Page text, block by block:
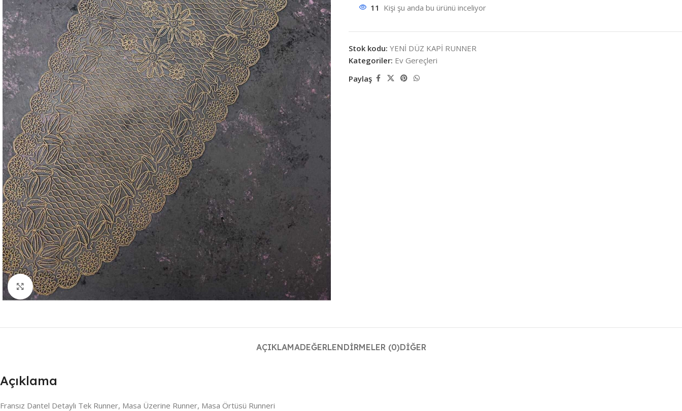
Resmi Büyüt
11 Kişi şu anda bu ürünü inceliyor
Stok kodu: YENİ DÜZ KAPİ RUNNER
Kategoriler: Ev Gereçleri
Paylaş
AÇIKLAMADEĞERLENDIRMELER (0)DIĞER
Açıklama
Fransız Dantel Detaylı Tek Runner, Masa Üzerine Runner, Masa Örtüsü Runneri